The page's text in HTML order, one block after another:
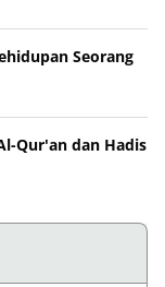
Seorang
Qur'an dan Hadis